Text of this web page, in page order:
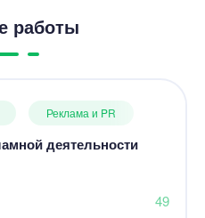
работы
Реклама и PR
деятельности
49